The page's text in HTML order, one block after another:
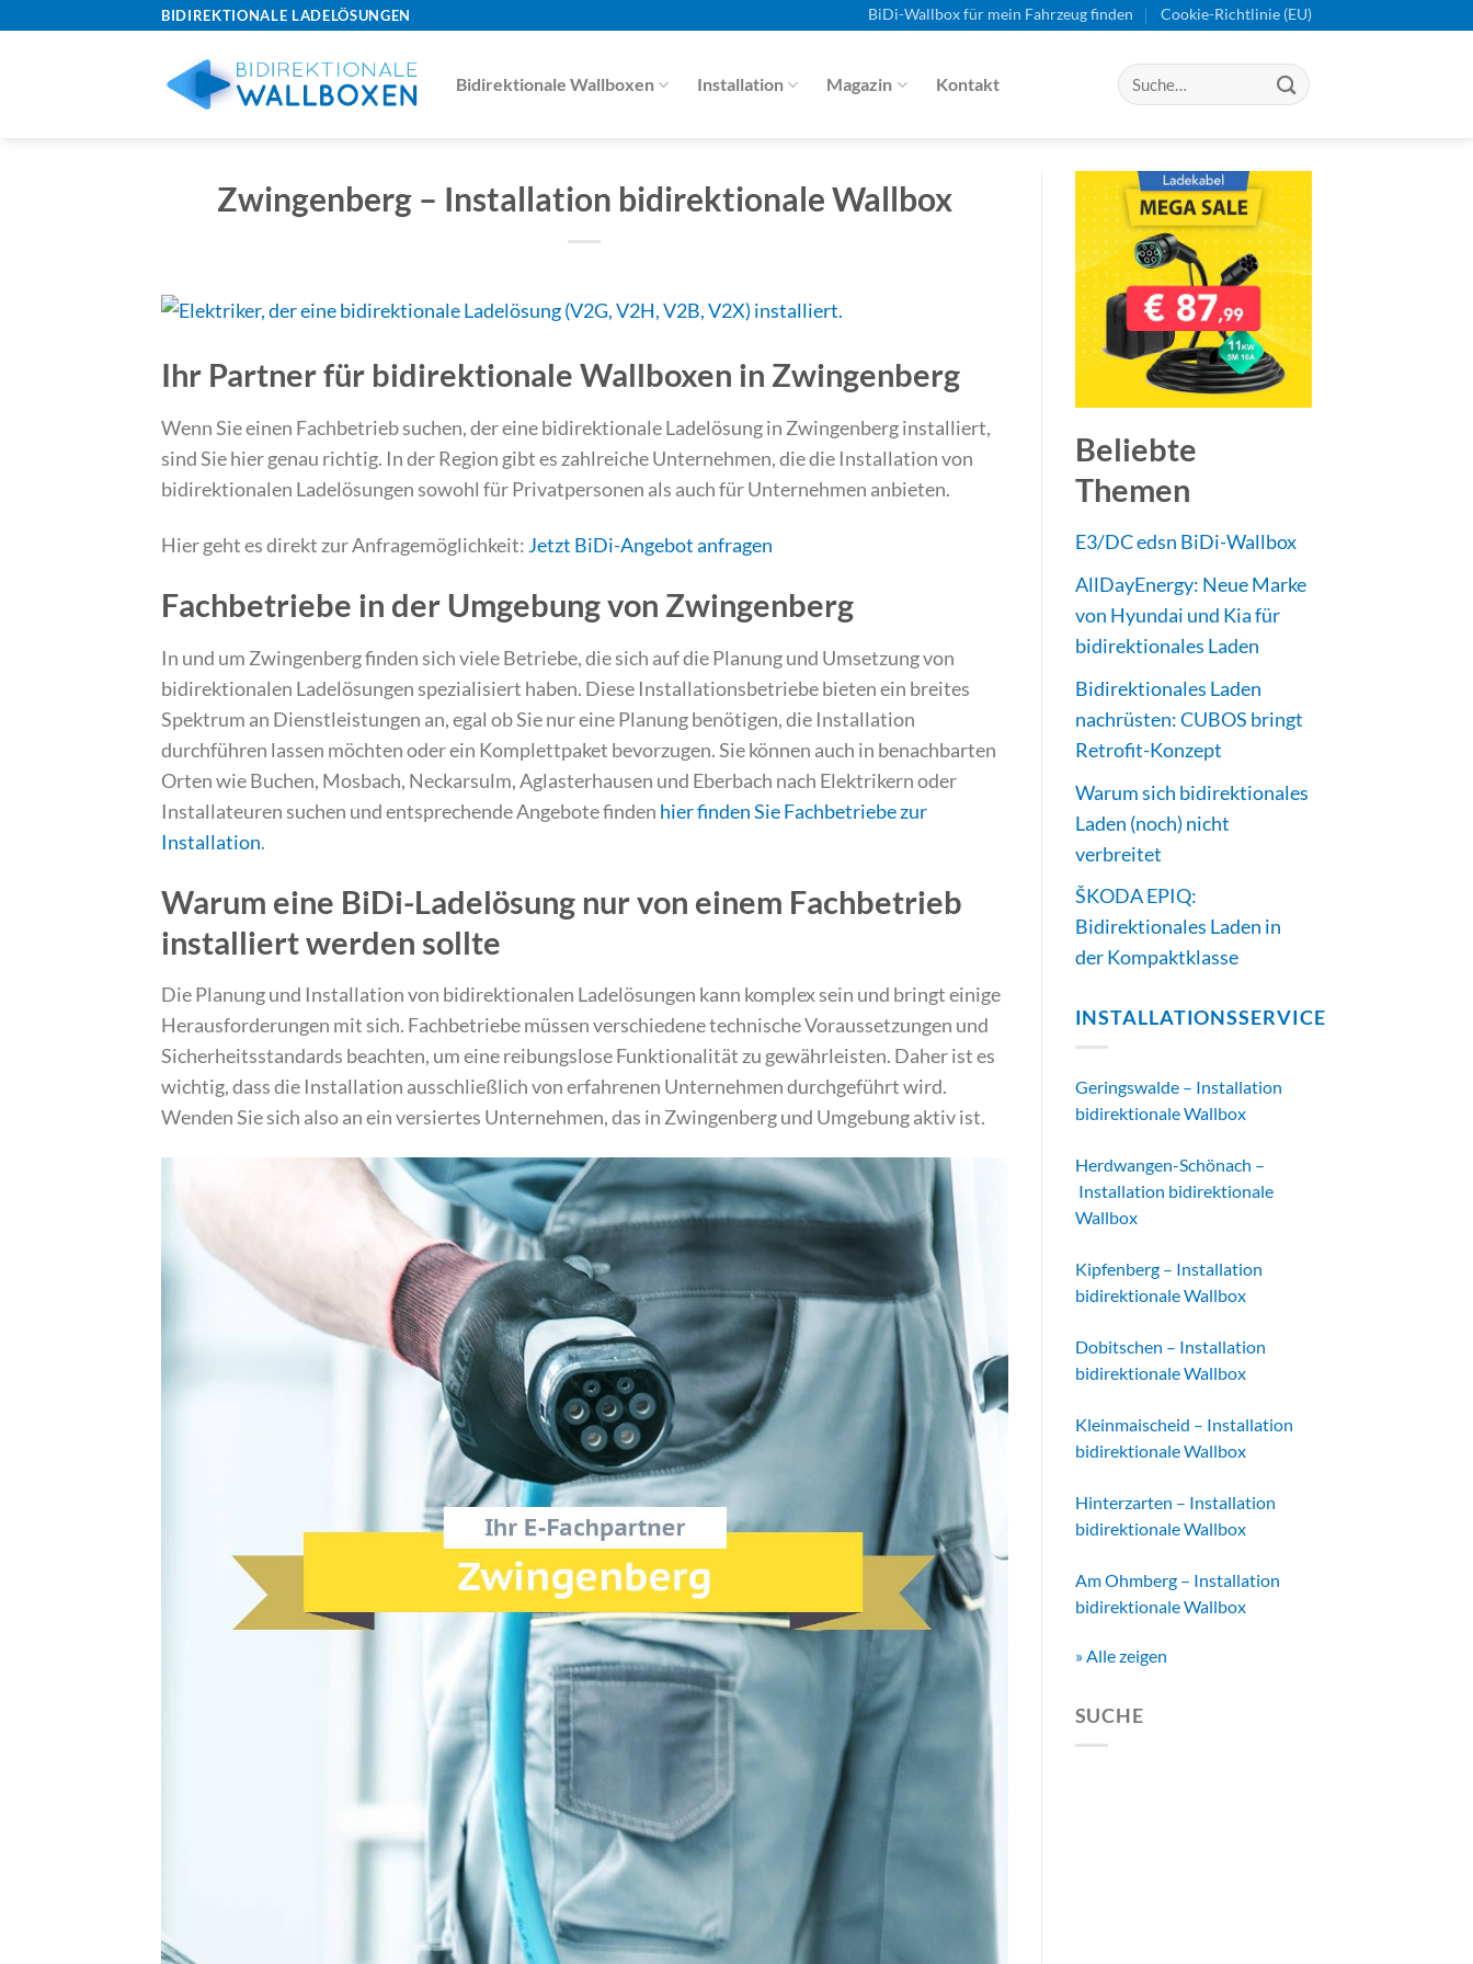
BIDIREKTIONALE LADELÖSUNGEN BiDi-Wallbox für mein Fahrzeug finden Cookie-Richtlinie (EU)
Bidirektionale Wallboxen Installation Magazin Kontakt
Zwingenberg – Installation bidirektionale Wallbox
Ihr Partner für bidirektionale Wallboxen in Zwingenberg
Wenn Sie einen Fachbetrieb suchen, der eine bidirektionale Ladelösung in Zwingenberg installiert,
sind Sie hier genau richtig. In der Region gibt es zahlreiche Unternehmen, die die Installation von
bidirektionalen Ladelösungen sowohl für Privatpersonen als auch für Unternehmen anbieten.
Hier geht es direkt zur Anfragemöglichkeit: Jetzt BiDi-Angebot anfragen
Fachbetriebe in der Umgebung von Zwingenberg
In und um Zwingenberg finden sich viele Betriebe, die sich auf die Planung und Umsetzung von
bidirektionalen Ladelösungen spezialisiert haben. Diese Installationsbetriebe bieten ein breites
Spektrum an Dienstleistungen an, egal ob Sie nur eine Planung benötigen, die Installation
durchführen lassen möchten oder ein Komplettpaket bevorzugen. Sie können auch in benachbarten
Orten wie Buchen, Mosbach, Neckarsulm, Aglasterhausen und Eberbach nach Elektrikern oder
Installateuren suchen und entsprechende Angebote finden hier finden Sie Fachbetriebe zur
Installation.
Warum eine BiDi-Ladelösung nur von einem Fachbetrieb
installiert werden sollte
Die Planung und Installation von bidirektionalen Ladelösungen kann komplex sein und bringt einige
Herausforderungen mit sich. Fachbetriebe müssen verschiedene technische Voraussetzungen und
Sicherheitsstandards beachten, um eine reibungslose Funktionalität zu gewährleisten. Daher ist es
wichtig, dass die Installation ausschließlich von erfahrenen Unternehmen durchgeführt wird.
Wenden Sie sich also an ein versiertes Unternehmen, das in Zwingenberg und Umgebung aktiv ist.
Beliebte
Themen
E3/DC edsn BiDi-Wallbox
AllDayEnergy: Neue Marke
von Hyundai und Kia für
bidirektionales Laden
Bidirektionales Laden
nachrüsten: CUBOS bringt
Retrofit-Konzept
Warum sich bidirektionales
Laden (noch) nicht
verbreitet
ŠKODA EPIQ:
Bidirektionales Laden in
der Kompaktklasse
INSTALLATIONSSERVICE
Geringswalde – Installation
bidirektionale Wallbox
Herdwangen-Schönach –
Installation bidirektionale
Wallbox
Kipfenberg – Installation
bidirektionale Wallbox
Dobitschen – Installation
bidirektionale Wallbox
Kleinmaischeid – Installation
bidirektionale Wallbox
Hinterzarten – Installation
bidirektionale Wallbox
Am Ohmberg – Installation
bidirektionale Wallbox
» Alle zeigen
SUCHE